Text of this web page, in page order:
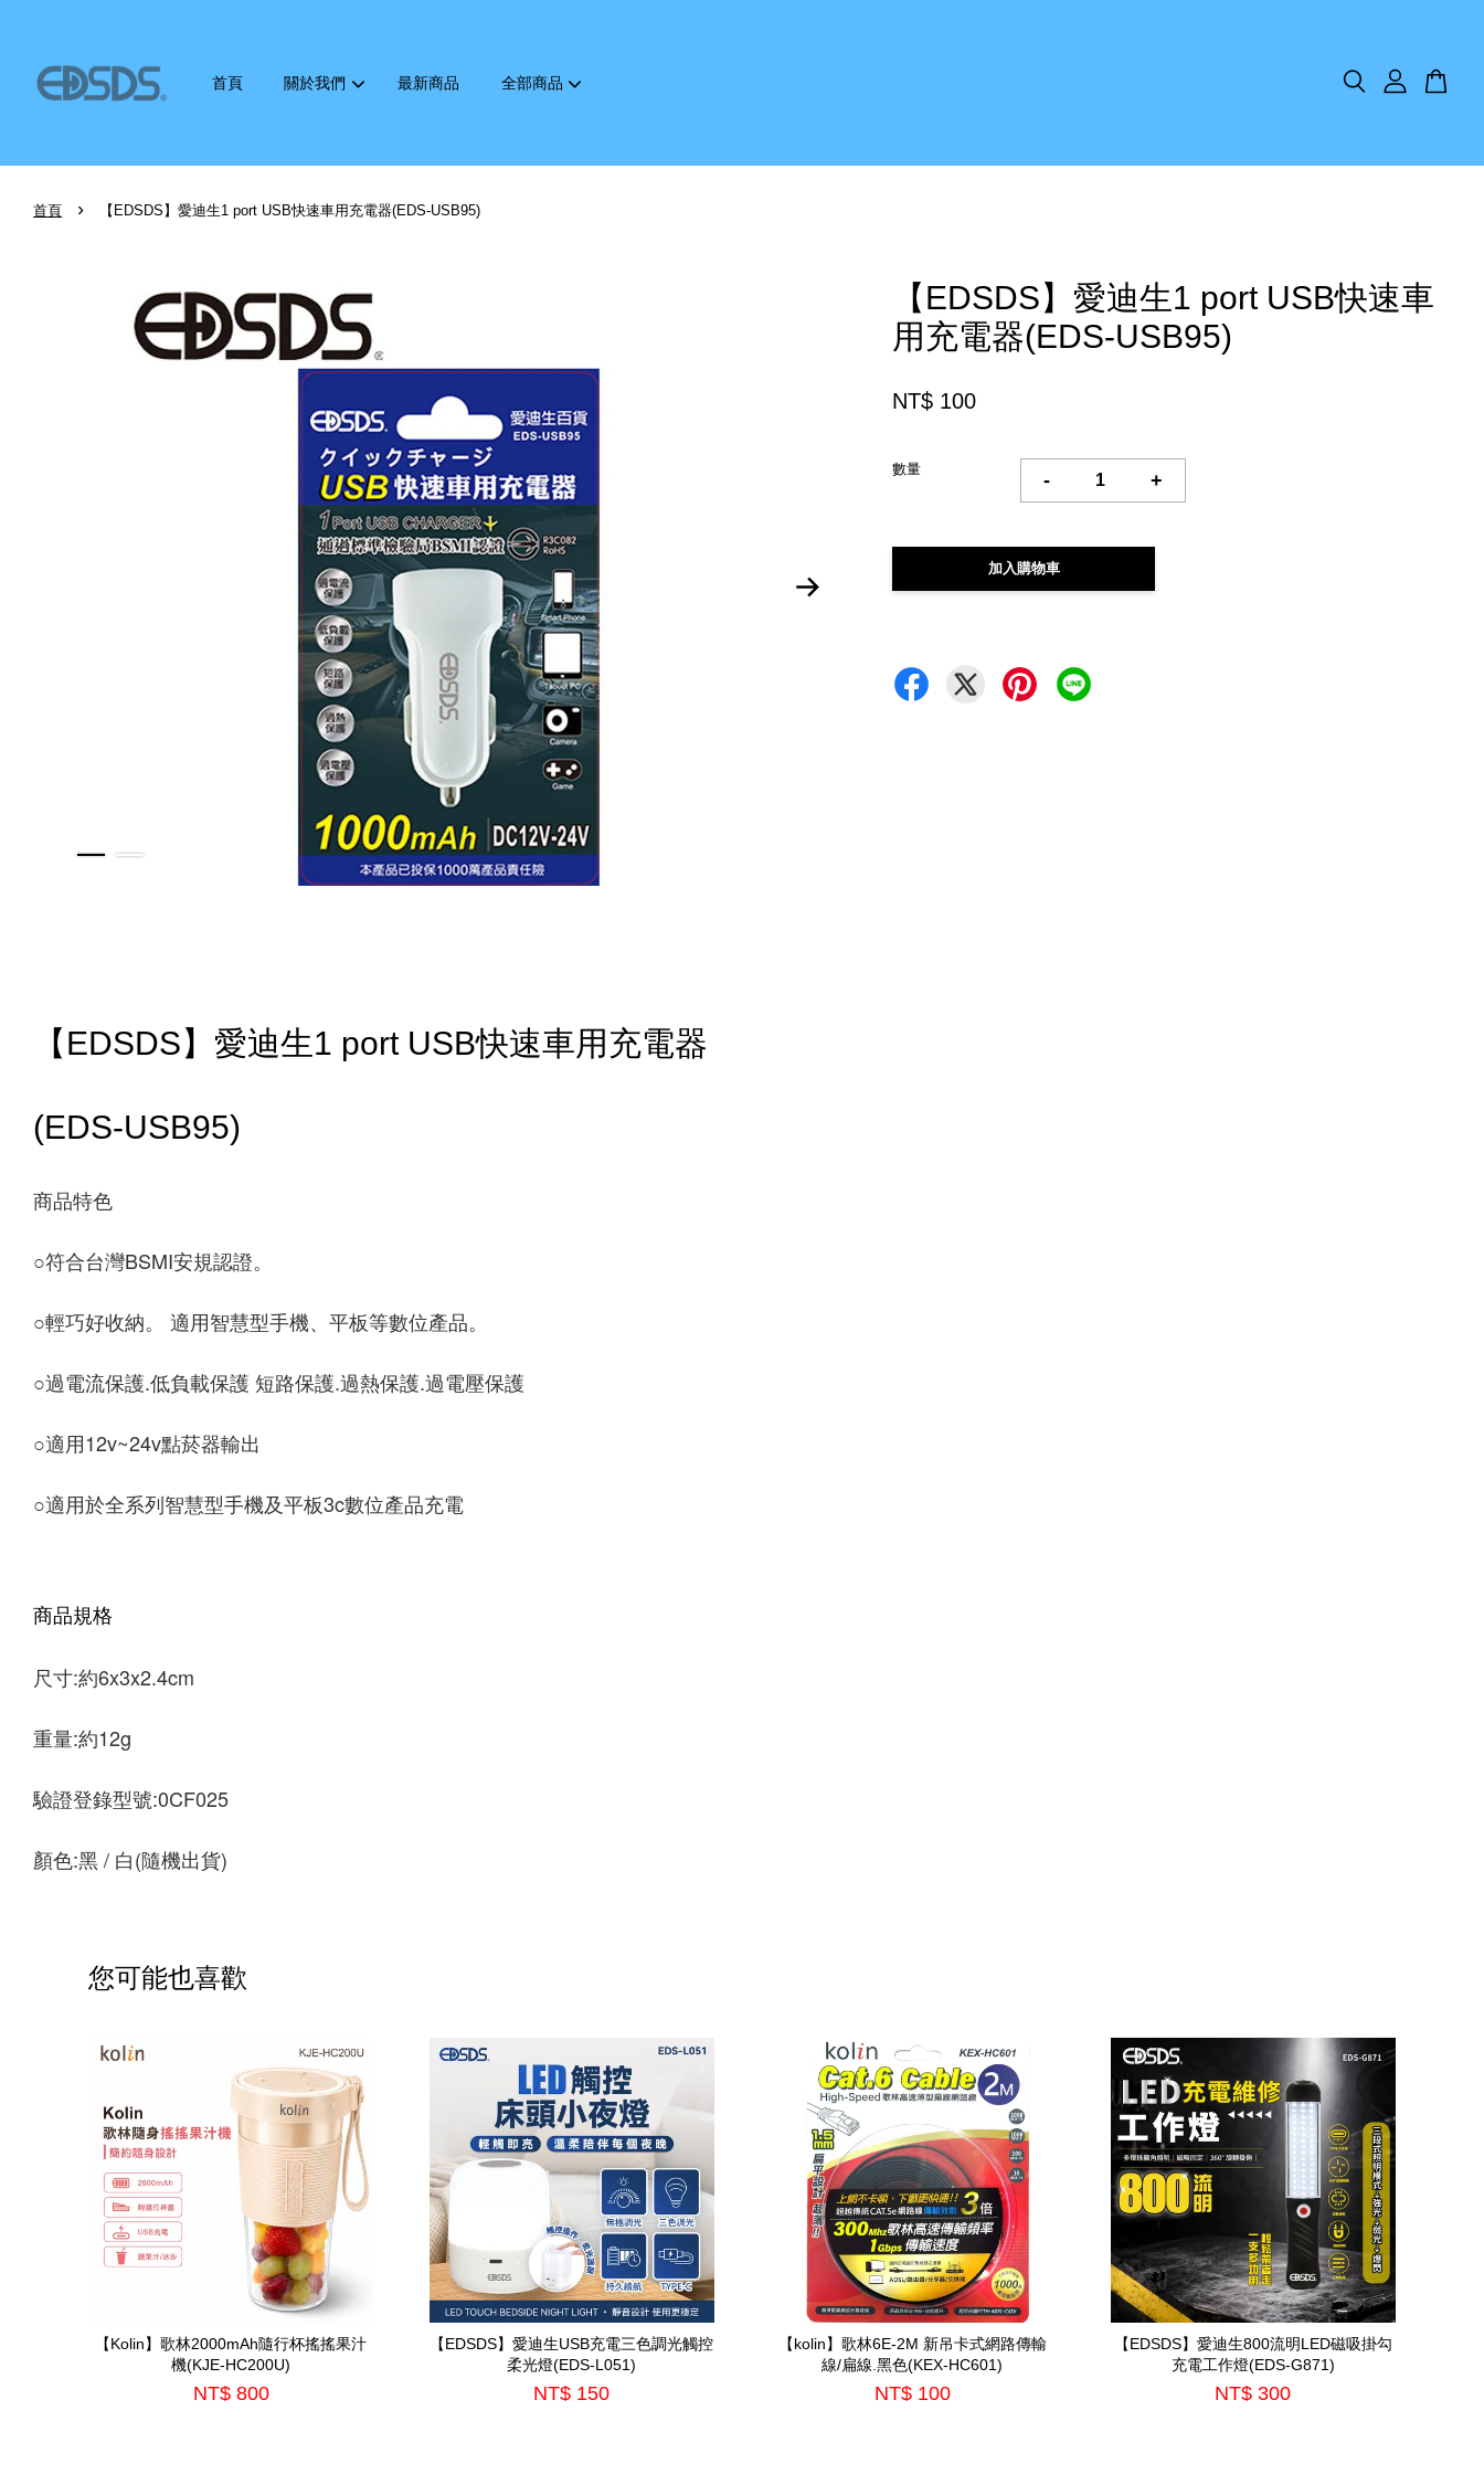
首頁 關於我們 最新商品 全部商品
首頁 › 【EDSDS】愛迪生1 port USB快速車用充電器(EDS-USB95)
【EDSDS】愛迪生1 port USB快速車
用充電器(EDS-USB95)
NT$ 100
數量
- +
加入購物車
【EDSDS】愛迪生1 port USB快速車用充電器
(EDS-USB95)
商品特色
○符合台灣BSMI安規認證。
○輕巧好收納。 適用智慧型手機、平板等數位產品。
○過電流保護.低負載保護 短路保護.過熱保護.過電壓保護
○適用12v~24v點菸器輸出
○適用於全系列智慧型手機及平板3c數位產品充電
商品規格
尺寸:約6x3x2.4cm
重量:約12g
驗證登錄型號:0CF025
顏色:黑 / 白(隨機出貨)
您可能也喜歡
【Kolin】歌林2000mAh隨行杯搖搖果汁
機(KJE-HC200U)
NT$ 800
【EDSDS】愛迪生USB充電三色調光觸控
柔光燈(EDS-L051)
NT$ 150
【kolin】歌林6E-2M 新吊卡式網路傳輸
線/扁線.黑色(KEX-HC601)
NT$ 100
【EDSDS】愛迪生800流明LED磁吸掛勾
充電工作燈(EDS-G871)
NT$ 300